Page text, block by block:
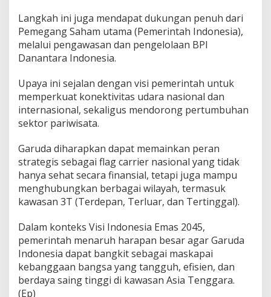
Langkah ini juga mendapat dukungan penuh dari
Pemegang Saham utama (Pemerintah Indonesia),
melalui pengawasan dan pengelolaan BPI
Danantara Indonesia.
Upaya ini sejalan dengan visi pemerintah untuk
memperkuat konektivitas udara nasional dan
internasional, sekaligus mendorong pertumbuhan
sektor pariwisata.
Garuda diharapkan dapat memainkan peran
strategis sebagai flag carrier nasional yang tidak
hanya sehat secara finansial, tetapi juga mampu
menghubungkan berbagai wilayah, termasuk
kawasan 3T (Terdepan, Terluar, dan Tertinggal).
Dalam konteks Visi Indonesia Emas 2045,
pemerintah menaruh harapan besar agar Garuda
Indonesia dapat bangkit sebagai maskapai
kebanggaan bangsa yang tangguh, efisien, dan
berdaya saing tinggi di kawasan Asia Tenggara.
(Ep)